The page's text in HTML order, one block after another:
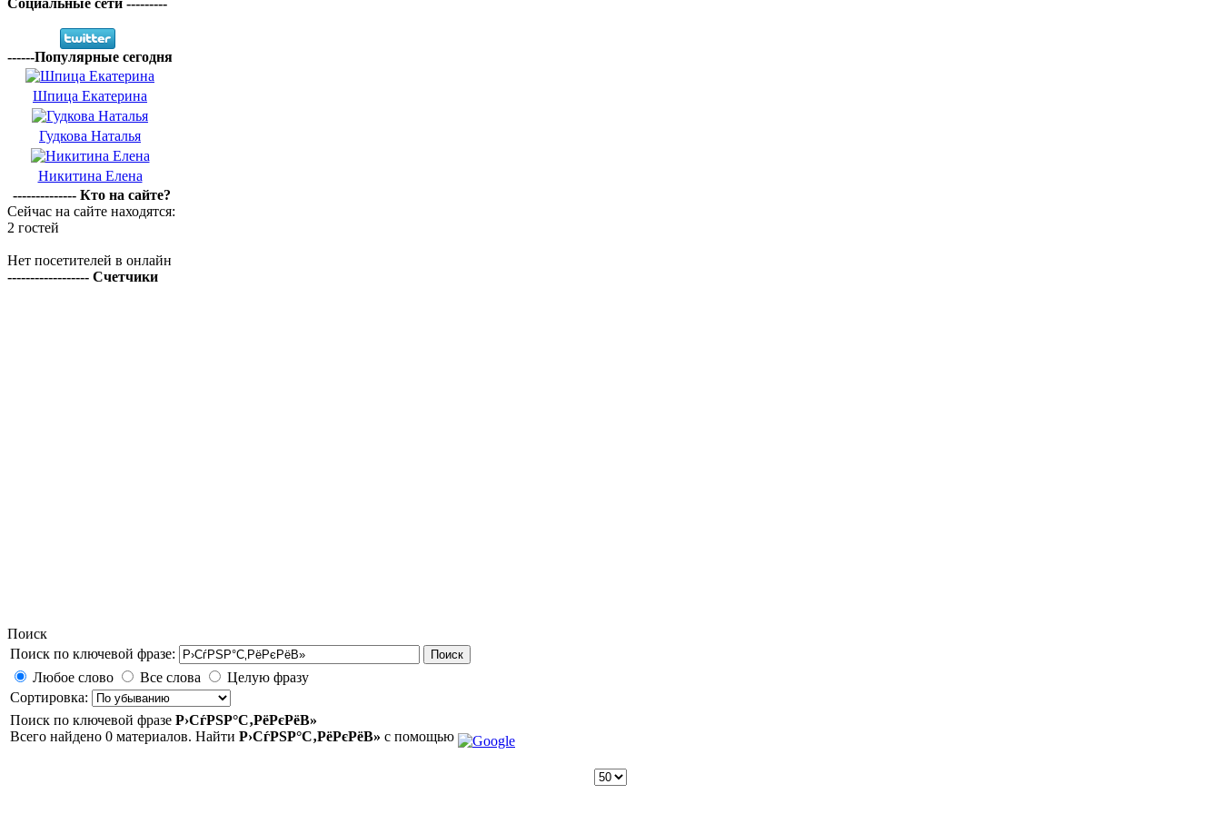
Социальные сети ---------
------Популярные сегодня
Шпица Екатерина
Гудкова Наталья
Никитина Елена
-------------- Кто на сайте?
Сейчас на сайте находятся:
2 гостей
Нет посетителей в онлайн
------------------ Счетчики
Поиск
Поиск по ключевой фразе:
Любое слово
Все слова
Целую фразу
Сортировка:
Поиск по ключевой фразе Р›СѓРЅР°С‚РёРєРёВ»
Всего найдено 0 материалов. Найти Р›СѓРЅР°С‚РёРєРёВ» с помощью